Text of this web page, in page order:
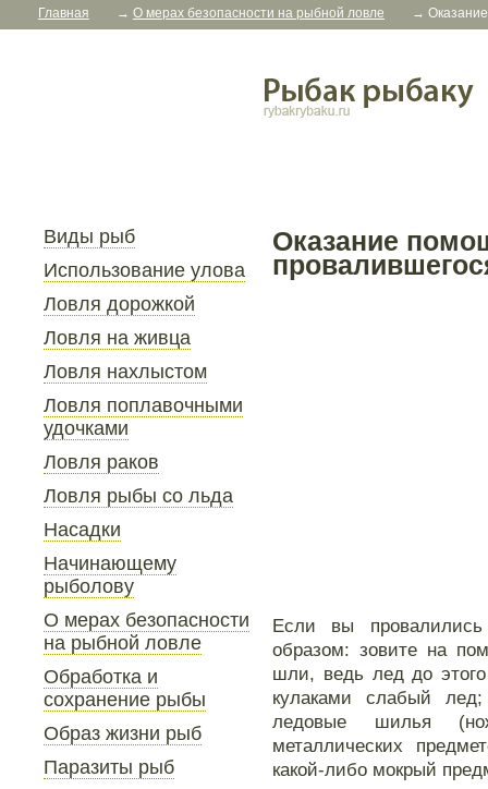
Главная → О мерах безопасности на рыбной ловле →
Виды рыб
Использование улова
Ловля дорожкой
Ловля на живца
Ловля нахлыстом
Ловля поплавочными
удочками
Ловля раков
Ловля рыбы со льда
Насадки
Начинающему
рыболову
О мерах безопасности
на рыбной ловле
Обработка и
сохранение рыбы
Образ жизни рыб
Паразиты рыб
Оказание
Если вы
образом: зовите на
шли, ведь лед до
кулаками слабый
ледовые шилья
металлических
какой-либо мокрый